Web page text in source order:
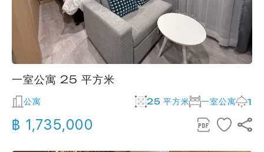
一室公寓 25 平方米
公寓 25 平方米 一室公寓 1
฿ 1,735,000